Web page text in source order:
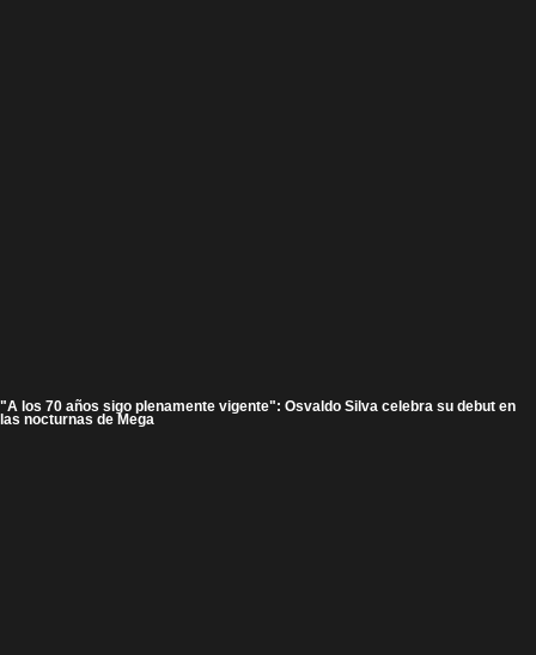
"A los 70 años sigo plenamente vigente": Osvaldo Silva celebra su debut en
las nocturnas de Mega